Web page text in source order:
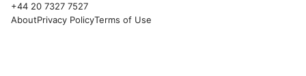
+44 20 7327 7527
AboutPrivacy PolicyTerms of Use